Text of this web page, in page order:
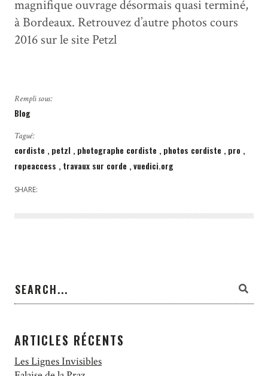
magnifique ouvrage désormais quasi terminé,
à Bordeaux. Retrouvez d’autre photos cours
2016 sur le site Petzl
Rempli sous:
Blog
Tagué:
cordiste petzl photographe cordiste photos cordiste
pro
ropeaccess
travaux sur corde vuedici.org
SHARE:
ARTICLES RÉCENTS
Les Lignes Invisibles